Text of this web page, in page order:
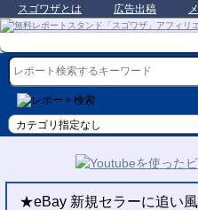
スゴワザとは 広告出稿
★eBay 新規セラーに追い